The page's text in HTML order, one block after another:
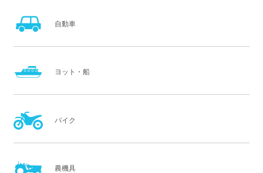
自動車
ヨット・船
バイク
農機具